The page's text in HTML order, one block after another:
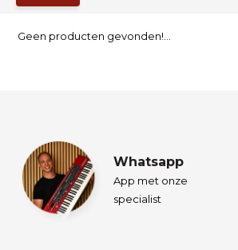
Geen producten gevonden!...
Whatsapp
App met onze
specialist